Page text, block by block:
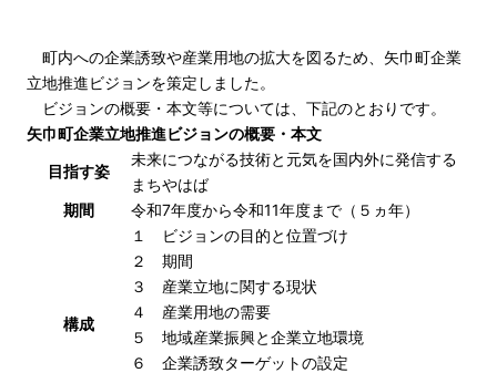
町内への企業誘致や産業用地の拡大を図るため、矢巾町企業
立地推進ビジョンを策定しました。
ビジョンの概要・本文等については、下記のとおりです。
矢巾町企業立地推進ビジョンの概要・本文
目指す姿
未来につながる技術と元気を国内外に発信する
まちやはば
期間
令和7年度から令和11年度まで（５ヵ年）
構成
１ ビジョンの目的と位置づけ
２ 期間
３ 産業立地に関する現状
４ 産業用地の需要
５ 地域産業振興と企業立地環境
６ 企業誘致ターゲットの設定